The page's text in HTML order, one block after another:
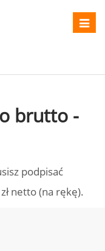
brutto -
podpisać
netto (na rękę).